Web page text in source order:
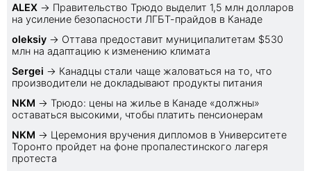
ALEX → Правительство Трюдо выделит 1,5 млн долларов
на усиление безопасности ЛГБТ-прайдов в Канаде
oleksiy → Оттава предоставит муниципалитетам $530
млн на адаптацию к изменению климата
Sеrgei → Канадцы стали чаще жаловаться на то, что
производители не докладывают продукты питания
NKM → Трюдо: цены на жилье в Канаде «должны»
оставаться высокими, чтобы платить пенсионерам
NKM → Церемония вручения дипломов в Университете
Торонто пройдет на фоне пропалестинского лагеря
протеста